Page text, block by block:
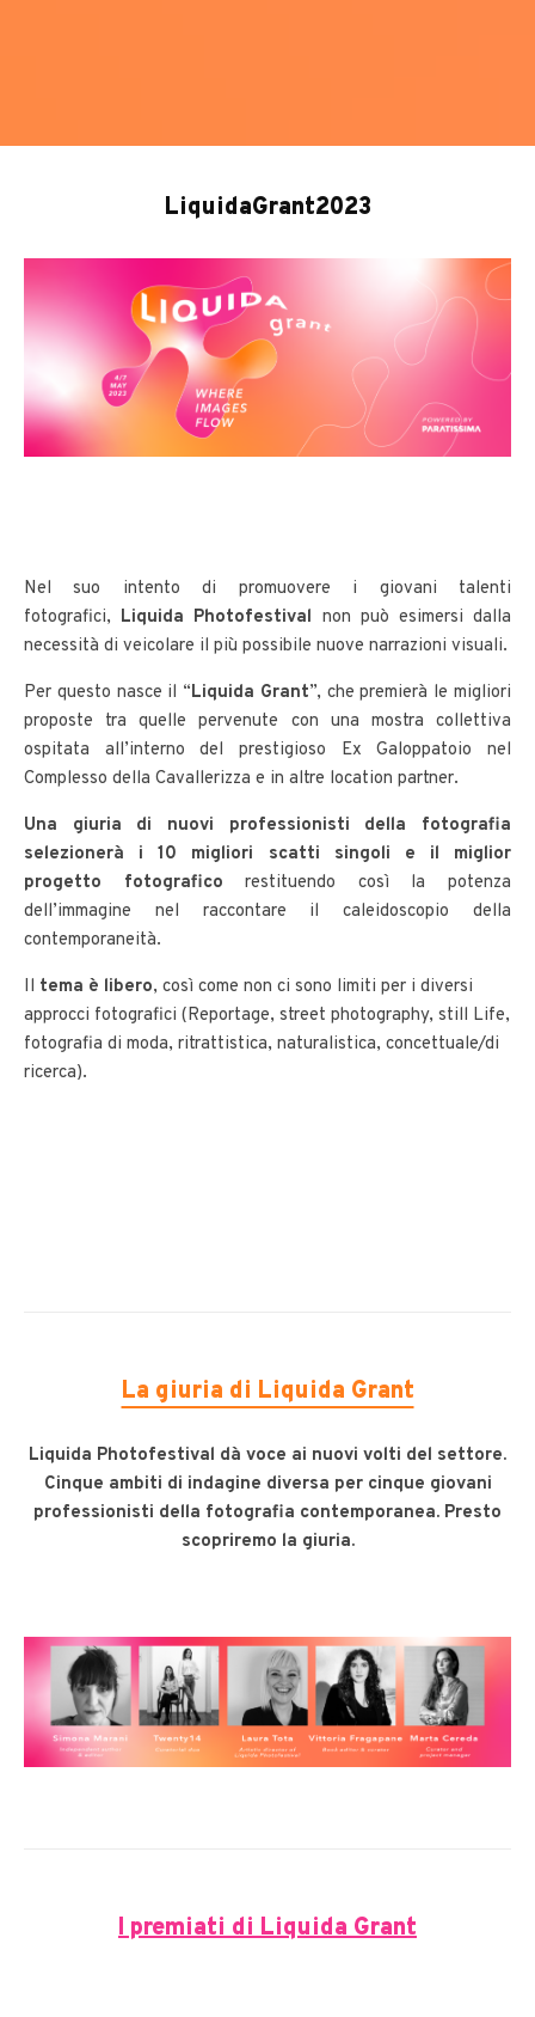
LiquidaGrant2023
Nel suo intento di promuovere i giovani talenti
fotografici, Liquida Photofestival non può esimersi dalla
necessità di veicolare il più possibile nuove narrazioni visuali.
Per questo nasce il “Liquida Grant”, che premierà le migliori
proposte tra quelle pervenute con una mostra collettiva
ospitata all’interno del prestigioso Ex Galoppatoio nel
Complesso della Cavallerizza e in altre location partner.
Una giuria di nuovi professionisti della fotografia
selezionerà i 10 migliori scatti singoli e il miglior
progetto fotografico restituendo così la potenza
dell’immagine nel raccontare il caleidoscopio della
contemporaneità.
Il tema è libero, così come non ci sono limiti per i diversi
approcci fotografici (Reportage, street photography, still Life,
fotografia di moda, ritrattistica, naturalistica, concettuale/di
ricerca).
La giuria di Liquida Grant
Liquida Photofestival dà voce ai nuovi volti del settore.
Cinque ambiti di indagine diversa per cinque giovani
professionisti della fotografia contemporanea. Presto
scopriremo la giuria.
I premiati di Liquida Grant